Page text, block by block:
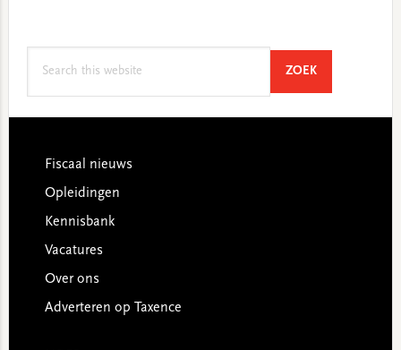
ZOEKSEARCH
Footer
Fiscaal nieuws
Opleidingen
Kennisbank
Vacatures
Over ons
Adverteren op Taxence